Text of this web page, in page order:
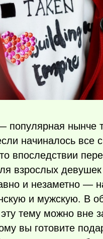
популярная нынче
начиналось все
впоследствии
взрослых
и незаметно —
и мужскую. В
тему можно вне
вы готовите